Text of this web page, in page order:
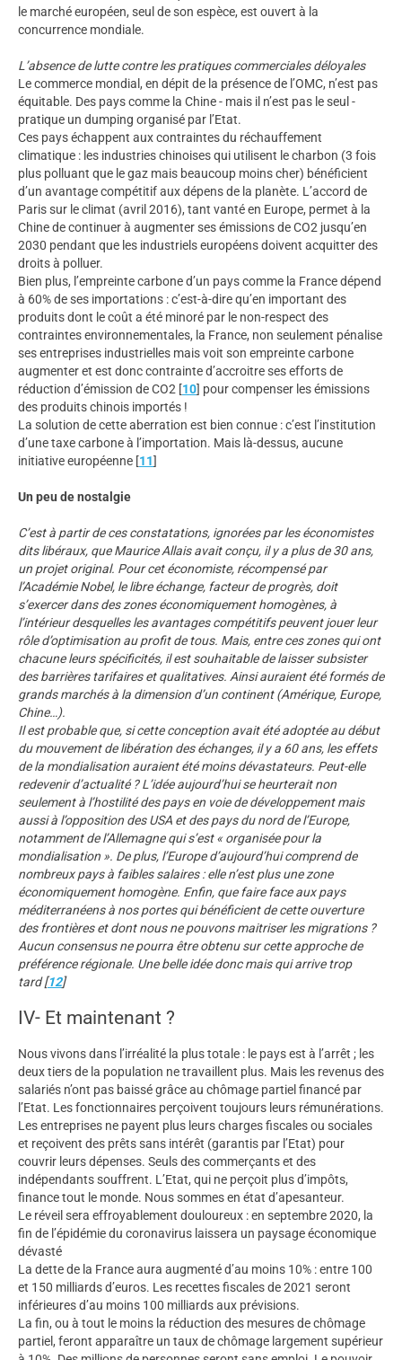
le marché européen, seul de son espèce, est ouvert à la
concurrence mondiale.
L’absence de lutte contre les pratiques commerciales déloyales
Le commerce mondial, en dépit de la présence de l’OMC, n’est pas
équitable. Des pays comme la Chine - mais il n’est pas le seul -
pratique un dumping organisé par l’Etat.
Ces pays échappent aux contraintes du réchauffement
climatique : les industries chinoises qui utilisent le charbon (3 fois
plus polluant que le gaz mais beaucoup moins cher) bénéficient
d’un avantage compétitif aux dépens de la planète. L’accord de
Paris sur le climat (avril 2016), tant vanté en Europe, permet à la
Chine de continuer à augmenter ses émissions de CO2 jusqu’en
2030 pendant que les industriels européens doivent acquitter des
droits à polluer.
Bien plus, l’empreinte carbone d’un pays comme la France dépend
à 60% de ses importations : c’est-à-dire qu’en important des
produits dont le coût a été minoré par le non-respect des
contraintes environnementales, la France, non seulement pénalise
ses entreprises industrielles mais voit son empreinte carbone
augmenter et est donc contrainte d’accroitre ses efforts de
réduction d’émission de CO2 [10] pour compenser les émissions
des produits chinois importés !
La solution de cette aberration est bien connue : c’est l’institution
d’une taxe carbone à l’importation. Mais là-dessus, aucune
initiative européenne [11]
Un peu de nostalgie
C’est à partir de ces constatations, ignorées par les économistes
dits libéraux, que Maurice Allais avait conçu, il y a plus de 30 ans,
un projet original. Pour cet économiste, récompensé par
l’Académie Nobel, le libre échange, facteur de progrès, doit
s’exercer dans des zones économiquement homogènes, à
l’intérieur desquelles les avantages compétitifs peuvent jouer leur
rôle d’optimisation au profit de tous. Mais, entre ces zones qui ont
chacune leurs spécificités, il est souhaitable de laisser subsister
des barrières tarifaires et qualitatives. Ainsi auraient été formés de
grands marchés à la dimension d’un continent (Amérique, Europe,
Chine…).
Il est probable que, si cette conception avait été adoptée au début
du mouvement de libération des échanges, il y a 60 ans, les effets
de la mondialisation auraient été moins dévastateurs. Peut-elle
redevenir d’actualité ? L’idée aujourd’hui se heurterait non
seulement à l’hostilité des pays en voie de développement mais
aussi à l’opposition des USA et des pays du nord de l’Europe,
notamment de l’Allemagne qui s’est « organisée pour la
mondialisation ». De plus, l’Europe d’aujourd’hui comprend de
nombreux pays à faibles salaires : elle n’est plus une zone
économiquement homogène. Enfin, que faire face aux pays
méditerranéens à nos portes qui bénéficient de cette ouverture
des frontières et dont nous ne pouvons maitriser les migrations ?
Aucun consensus ne pourra être obtenu sur cette approche de
préférence régionale. Une belle idée donc mais qui arrive trop
tard[12]
IV- Et maintenant ?
Nous vivons dans l’irréalité la plus totale : le pays est à l’arrêt ; les
deux tiers de la population ne travaillent plus. Mais les revenus des
salariés n’ont pas baissé grâce au chômage partiel financé par
l’Etat. Les fonctionnaires perçoivent toujours leurs rémunérations.
Les entreprises ne payent plus leurs charges fiscales ou sociales
et reçoivent des prêts sans intérêt (garantis par l’Etat) pour
couvrir leurs dépenses. Seuls des commerçants et des
indépendants souffrent. L’Etat, qui ne perçoit plus d’impôts,
finance tout le monde. Nous sommes en état d’apesanteur.
Le réveil sera effroyablement douloureux : en septembre 2020, la
fin de l’épidémie du coronavirus laissera un paysage économique
dévasté
La dette de la France aura augmenté d’au moins 10% : entre 100
et 150 milliards d’euros. Les recettes fiscales de 2021 seront
inférieures d’au moins 100 milliards aux prévisions.
La fin, ou à tout le moins la réduction des mesures de chômage
partiel, feront apparaître un taux de chômage largement supérieur